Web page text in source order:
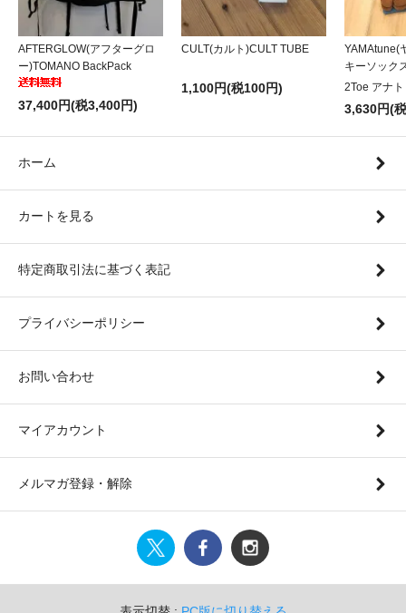
AFTERGLOW(アフターグロ
ー)TOMANO BackPack
37,400円(税3,400円)
CULT(カルト)CULT TUBE
1,100円(税100円)
YAMAtune(
キーソック
2Toe アナ
3,630円(
ホーム
カートを見る
特定商取引法に基づく表記
プライバシーポリシー
お問い合わせ
マイアカウント
メルマガ登録・解除